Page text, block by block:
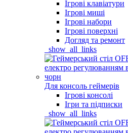
Ігрові клавіатури
Ігрові миші
Ігрові набори
Ігрові поверхні
Догляд та ремонт
_show_all_links
Для консоль геймерів
Ігрові консолі
Ігри та підписки
_show_all_links